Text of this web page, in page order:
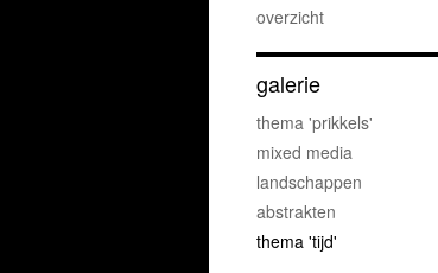
overzicht
galerie
thema 'prikkels'
mixed media
landschappen
abstrakten
thema 'tijd'